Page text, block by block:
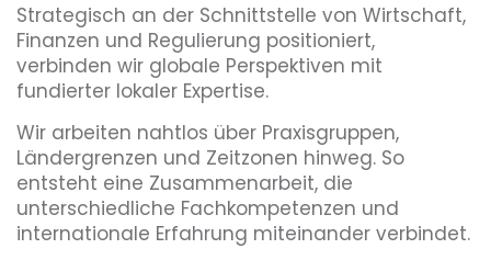
Strategisch an der Schnittstelle von Wirtschaft,
Finanzen und Regulierung positioniert,
verbinden wir globale Perspektiven mit
fundierter lokaler Expertise.
Wir arbeiten nahtlos über Praxisgruppen,
Ländergrenzen und Zeitzonen hinweg. So
entsteht eine Zusammenarbeit, die
unterschiedliche Fachkompetenzen und
internationale Erfahrung miteinander verbindet.